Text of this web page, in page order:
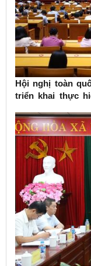
Hội nghị toàn
triển khai thực